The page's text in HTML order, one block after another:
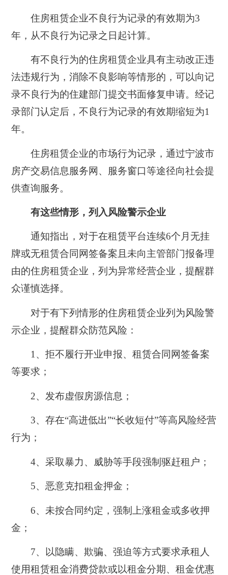
住房租赁企业不良行为记录的有效期为3
年，从不良行为记录之日起计算。
有不良行为的住房租赁企业具有主动改正违
法违规行为，消除不良影响等情形的，可以向记
录不良行为的住建部门提交书面修复申请。经记
录部门认定后，不良行为记录的有效期缩短为1
年。
住房租赁企业的市场行为记录，通过宁波市
房产交易信息服务网、服务窗口等途径向社会提
供查询服务。
有这些情形 ，列入风险警示企业
通知指出，对于在租赁平台连续6个月无挂
牌或无租赁合同网签备案且未向主管部门报备理
由的住房租赁企业，列为异常经营企业，提醒群
众谨慎选择。
对于有下列情形的住房租赁企业列为风险警
示企业，提醒群众防范风险：
1、拒不履行开业申报、租赁合同网签备案
等要求；
2、发布虚假房源信息；
3、存在“高进低出”“长收短付”等高风险经营
行为；
4、采取暴力、威胁等手段强制驱赶租户；
5、恶意克扣租金押金；
6、未按合同约定，强制上涨租金或多收押
金；
7、以隐瞒、欺骗、强迫等方式要求承租人
使用租赁租金消费贷款或以租金分期、租金优惠